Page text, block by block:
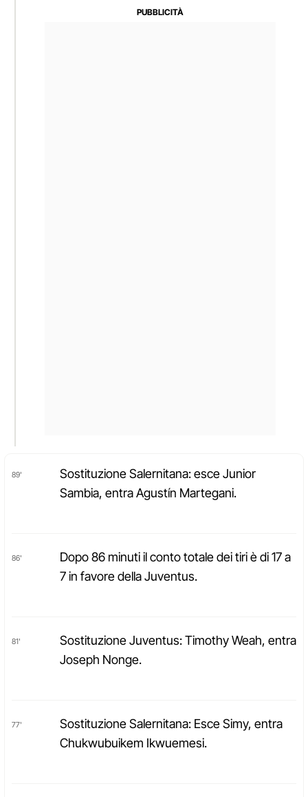
89'
Sostituzione Salernitana: esce Junior
Sambia, entra Agustín Martegani.
86'
Dopo 86 minuti il conto totale dei tiri è di 17 a
7 in favore della Juventus.
81'
Sostituzione Juventus: Timothy Weah, entra
Joseph Nonge.
77'
Sostituzione Salernitana: Esce Simy, entra
Chukwubuikem Ikwuemesi.